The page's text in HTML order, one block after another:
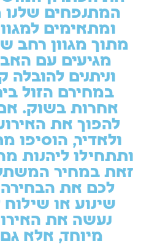
המתנפחים שלנו
ומתאימים
מתוך מגוון רחב
מגיעים עם
וניתנים להובלה
במחירם הזול
אחרות בשוק. אם
להפוך את
ולאדיר, הוסיפו
ותתחילו ליהנות
זאת במחיר
לכם את הבחירה
שינוע או שילוח
נעשה את
מיוחד, אלא גם